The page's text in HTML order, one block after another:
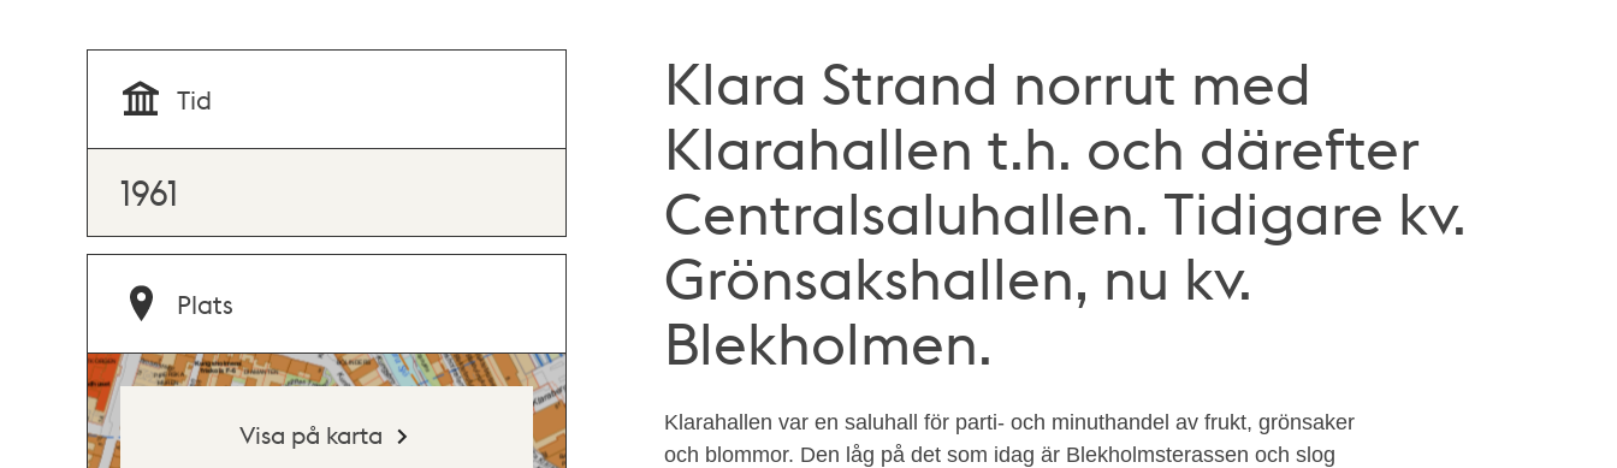
Klara Strand norrut med
Klarahallen t.h. och därefter
Centralsaluhallen. Tidigare kv.
Grönsakshallen, nu kv.
Blekholmen.
Klarahallen var en saluhall för parti- och minuthandel av frukt, grönsaker
och blommor. Den låg på det som idag är Blekholmsterassen och slog
Tid
1961
Plats
Visa på karta